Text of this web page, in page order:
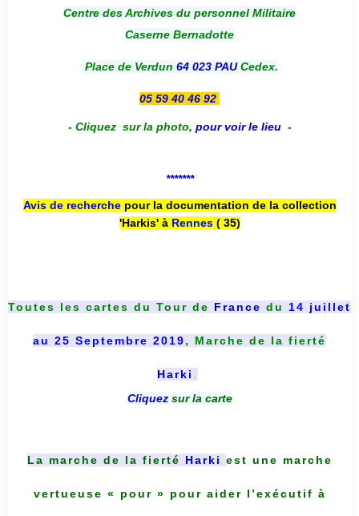
Centre des Archives du personnel Militaire
Caserne Bernadotte
Place de Verdun 64 023 PAUCedex.
05 59 40 46 92
- Cliquez sur la photo, pour voir le lieu -
*******
Avis de recherche pour la documentation de la collection
'Harkis' à Rennes( 35)
Toutes les cartes du Tour de France du 14 juillet
au 25 Septembre 2019, Marche de la fierté
Harki
Cliquez sur la carte
La marche de la fierté Harki est une marche
vertueuse « pour » pour aider l’exécutif à